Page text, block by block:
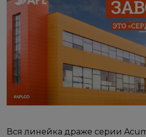
Вся линейка драже серии